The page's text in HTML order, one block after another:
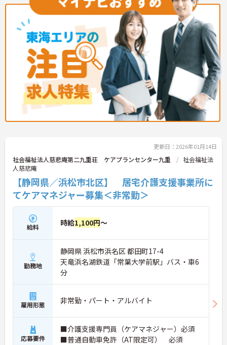
更新日：2026年01月14日
社会福祉法人慈悲庵第二九重荘 ケアプランセンター九重
社会福祉法
人慈悲庵
【静岡県／浜松市北区】 居宅介護支援事業所に
てケアマネジャー募集＜非常勤＞
給料 時給1,100円～
勤務地
静岡県 浜松市浜名区 都田町17-4
天竜浜名湖鉄道「常葉大学前駅」バス・車6
分
雇用形態 非常勤・パート・アルバイト
応募要件
■介護支援専門員（ケアマネジャー）必須
■普通自動車免許（AT限定可） 必須